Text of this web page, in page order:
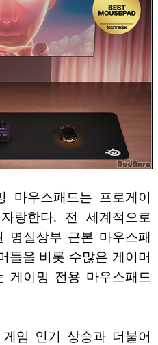
마우스패드는 프로게이
랑한다. 전 세계적으로
명실상부 근본 마우스패
들을 비롯 수많은 게이머
게이밍 전용 마우스패드
임 인기 상승과 더불어